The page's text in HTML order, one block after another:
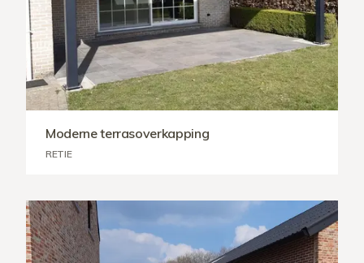
Moderne terrasoverkapping
RETIE